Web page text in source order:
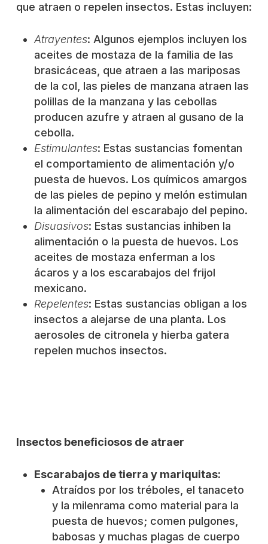
que atraen o repelen insectos. Estas incluyen:
Atrayentes: Algunos ejemplos incluyen los
aceites de mostaza de la familia de las
brasicáceas, que atraen a las mariposas
de la col, las pieles de manzana atraen las
polillas de la manzana y las cebollas
producen azufre y atraen al gusano de la
cebolla.
Estimulantes: Estas sustancias fomentan
el comportamiento de alimentación y/o
puesta de huevos. Los químicos amargos
de las pieles de pepino y melón estimulan
la alimentación del escarabajo del pepino.
Disuasivos: Estas sustancias inhiben la
alimentación o la puesta de huevos. Los
aceites de mostaza enferman a los
ácaros y a los escarabajos del frijol
mexicano.
Repelentes: Estas sustancias obligan a los
insectos a alejarse de una planta. Los
aerosoles de citronela y hierba gatera
repelen muchos insectos.
Insectos beneficiosos de atraer
Escarabajos de tierra y mariquitas:
Atraídos por los tréboles, el tanaceto
y la milenrama como material para la
puesta de huevos; comen pulgones,
babosas y muchas plagas de cuerpo